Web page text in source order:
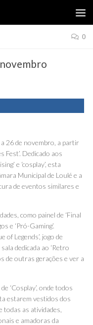
0
novembro
a 26 de novembro, a partir
Fest’. Dedicado aos
e ‘cosplay’, esta
Municipal de Loulé e a
de eventos similares e
como painel de ‘Final
e ‘Pró-Gaming’.
of Legends’, jogo de
dedicada ao ‘Retro
de outras gerações e ver a
‘Cosplay’, onde todos
estarem vestidos dos
as atividades,
e amadoras da